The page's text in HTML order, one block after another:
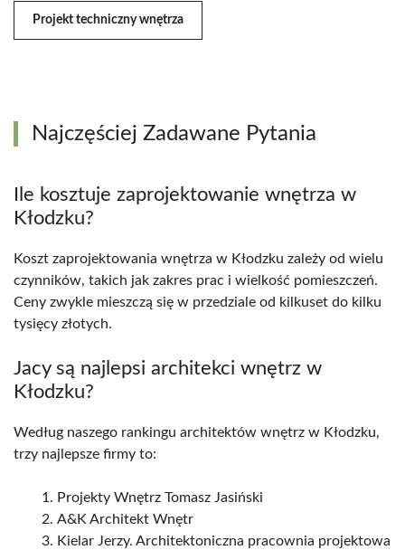
Projekt techniczny wnętrza
Najczęściej Zadawane Pytania
Ile kosztuje zaprojektowanie wnętrza w
Kłodzku?
Koszt zaprojektowania wnętrza w Kłodzku zależy od wielu
czynników, takich jak zakres prac i wielkość pomieszczeń.
Ceny zwykle mieszczą się w przedziale od kilkuset do kilku
tysięcy złotych.
Jacy są najlepsi architekci wnętrz w
Kłodzku?
Według naszego rankingu architektów wnętrz w Kłodzku,
trzy najlepsze firmy to:
Projekty Wnętrz Tomasz Jasiński
A&K Architekt Wnętr
Kielar Jerzy. Architektoniczna pracownia projektowa